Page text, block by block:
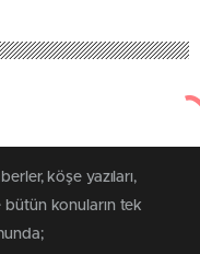
köşe yazıları,
konuların tek